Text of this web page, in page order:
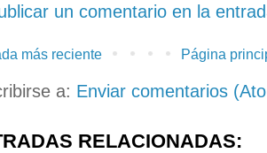
un comentario en la
más reciente Página
a: Enviar comentarios
RELACIONADAS: